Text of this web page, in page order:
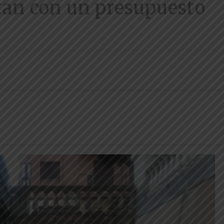
con un presupuesto